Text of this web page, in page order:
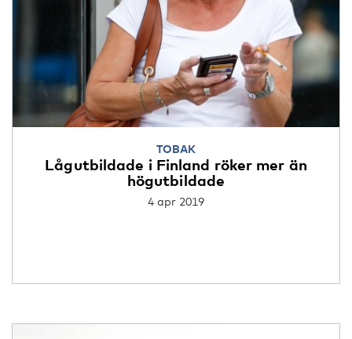
TOBAK
Lågutbildade i Finland röker mer än
högutbildade
4 apr 2019